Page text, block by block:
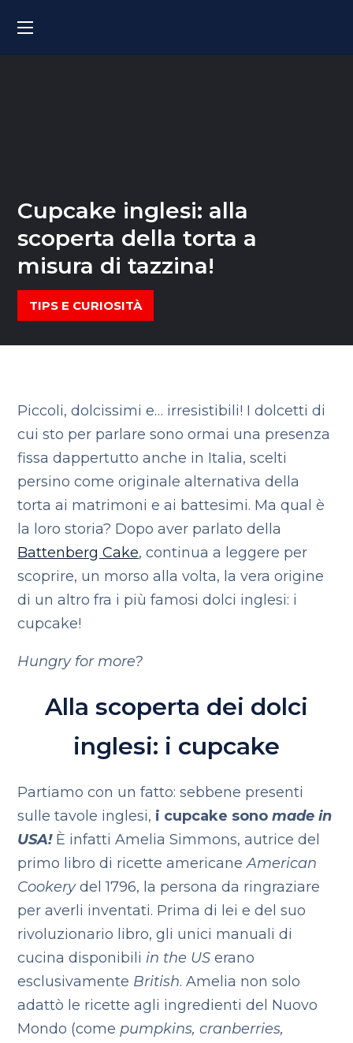
Cupcake inglesi: alla
scoperta della torta a
misura di tazzina!
TIPS E CURIOSITÀ
Piccoli, dolcissimi e… irresistibili! I dolcetti di
cui sto per parlare sono ormai una presenza
fissa dappertutto anche in Italia, scelti
persino come originale alternativa della
torta ai matrimoni e ai battesimi. Ma qual è
la loro storia? Dopo aver parlato della
Battenberg Cake, continua a leggere per
scoprire, un morso alla volta, la vera origine
di un altro fra i più famosi dolci inglesi: i
cupcake!
Hungry for more?
Alla scoperta dei dolci
inglesi: i cupcake
Partiamo con un fatto: sebbene presenti
sulle tavole inglesi, i cupcake sonomade in
USA!È infatti Amelia Simmons, autrice del
primo libro di ricette americaneAmerican
Cookerydel 1796, la persona da ringraziare
per averli inventati. Prima di lei e del suo
rivoluzionario libro, gli unici manuali di
cucina disponibili in the US erano
esclusivamente British. Amelia non solo
adattò le ricette agli ingredienti del Nuovo
Mondo (come pumpkins, cranberries,